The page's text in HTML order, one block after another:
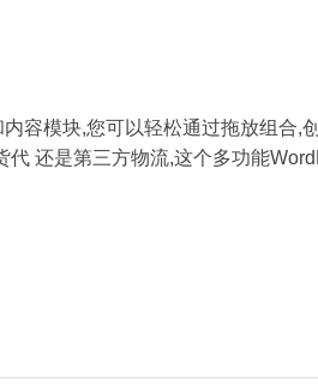
容模块,您可以轻松通过拖放组合,
还是第三方物流,这个多功能